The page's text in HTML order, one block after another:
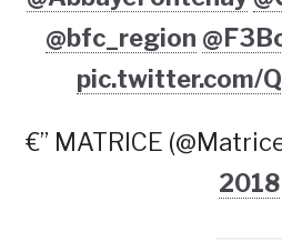
@bfc_region
pic.twitter.com/
€” MATRICE
2018